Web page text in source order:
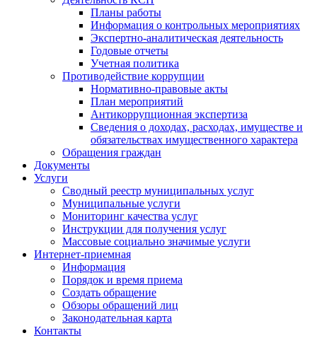
Планы работы
Информация о контрольных мероприятиях
Экспертно-аналитическая деятельность
Годовые отчеты
Учетная политика
Противодействие коррупции
Нормативно-правовые акты
План мероприятий
Антикоррупционная экспертиза
Сведения о доходах, расходах, имуществе и
обязательствах имущественного характера
Обращения граждан
Документы
Услуги
Сводный реестр муниципальных услуг
Муниципальные услуги
Мониторинг качества услуг
Инструкции для получения услуг
Массовые социально значимые услуги
Интернет-приемная
Информация
Порядок и время приема
Создать обращение
Обзоры обращений лиц
Законодательная карта
Контакты